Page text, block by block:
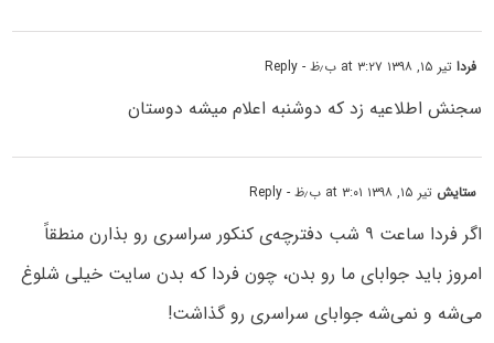
فرداتیر ۱۵, ۱۳۹۸ at ۳:۲۷ ب٫ظ - Reply
سجنش اطلاعیه زد که دوشنبه اعلام میشه دوستان
ستایش تیر ۱۵, ۱۳۹۸ at ۳:۰۱ ب٫ظ - Reply
اگر فردا ساعت ۹ شب دفترچه‌ی کنکور سراسری رو بذارن منطقاً
امروز باید جوابای ما رو بدن، چون فردا که بدن سایت خیلی شلوغ
می‌‌شه و نمی‌شه جوابای سراسری رو گذاشت!